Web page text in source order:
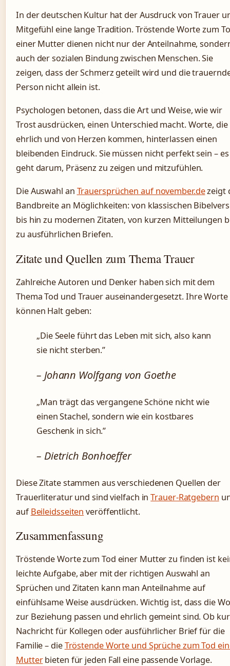
In der deutschen Kultur hat der Ausdruck von Trauer
Mitgefühl eine lange Tradition. Tröstende Worte zum
einer Mutter dienen nicht nur der Anteilnahme,
auch der sozialen Bindung zwischen Menschen. Sie
zeigen, dass der Schmerz geteilt wird und die
Person nicht allein ist.
Psychologen betonen, dass die Art und Weise, wie wir
Trost ausdrücken, einen Unterschied macht. Worte, die
ehrlich und von Herzen kommen, hinterlassen einen
bleibenden Eindruck. Sie müssen nicht perfekt sein – es
geht darum, Präsenz zu zeigen und mitzufühlen.
Die Auswahl an Trauersprüchen auf november.dezeigt
Bandbreite an Möglichkeiten: von klassischen
bis hin zu modernen Zitaten, von kurzen Mitteilungen
zu ausführlichen Briefen.
Zitate und Quellen zum Thema Trauer
Zahlreiche Autoren und Denker haben sich mit dem
Thema Tod und Trauer auseinandergesetzt. Ihre Worte
können Halt geben:
„Die Seele führt das Leben mit sich, also kann
sie nicht sterben.”
– Johann Wolfgang von Goethe
„Man trägt das vergangene Schöne nicht wie
einen Stachel, sondern wie ein kostbares
Geschenk in sich.”
– Dietrich Bonhoeffer
Diese Zitate stammen aus verschiedenen Quellen der
Trauerliteratur und sind vielfach inTrauer-Ratgebern
aufBeileidsseiten veröffentlicht.
Zusammenfassung
Tröstende Worte zum Tod einer Mutter zu finden ist
leichte Aufgabe, aber mit der richtigen Auswahl an
Sprüchen und Zitaten kann man Anteilnahme auf
einfühlsame Weise ausdrücken. Wichtig ist, dass die
zur Beziehung passen und ehrlich gemeint sind. Ob
Nachricht für Kollegen oder ausführlicher Brief für die
Familie – dieTröstende Worte und Sprüche zum Tod
Mutterbieten für jeden Fall eine passende Vorlage.